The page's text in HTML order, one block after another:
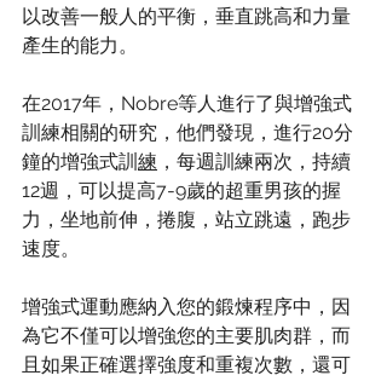
以改善一般人的平衡，垂直跳高和力量
產生的能力。
在2017年，Nobre等人進行了與增強式
訓練相關的研究，他們發現，進行20分
鐘的增強式訓 練 ，每週訓練兩次，持續
12週，可以提高7-9歲的超重男孩的握
力，坐地前伸，捲腹，站立跳遠，跑步
速度。
增強式運動應納入您的鍛煉程序中，因
為它不僅可以增強您的主要肌肉群，而
且如果正確選擇強度和重複次數，還可